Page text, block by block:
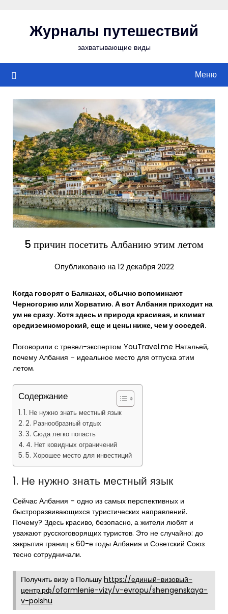
содержимомуЖурналы путешествий
захватывающие виды
Меню
5 причин посетить Албанию этим летом
Опубликовано на 12 декабря 2022
Когда говорят о Балканах, обычно вспоминают
Черногорию или Хорватию. А вот Албания приходит на
ум не сразу. Хотя здесь и природа красивая, и климат
средиземноморский, еще и цены ниже, чем у соседей.
Поговорили с тревел-экспертом YouTravel.me Натальей,
почему Албания – идеальное место для отпуска этим
летом.
Содержание
1. Не нужно знать местный язык
2. Разнообразный отдых
3. Сюда легко попасть
4. Нет ковидных ограничений
5. Хорошее место для инвестиций
1. Не нужно знать местный язык
Сейчас Албания – одно из самых перспективных и
быстроразвивающихся туристических направлений.
Почему? Здесь красиво, безопасно, а жители любят и
уважают русскоговорящих туристов. Это не случайно: до
закрытия границ в 60-е годы Албания и Советский Союз
тесно сотрудничали.
Получить визу в Польшу https://единый-визовый-
центр.рф/oformlenie-vizy/v-evropu/shengenskaya-
v-polshu